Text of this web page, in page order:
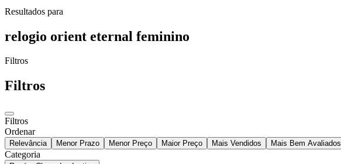
Resultados para
relogio orient eternal feminino
Filtros
Filtros
Filtros
Ordenar
Relevância Menor Prazo Menor Preço Maior Preço Mais Vendidos Mais Bem Avaliados
Categoria